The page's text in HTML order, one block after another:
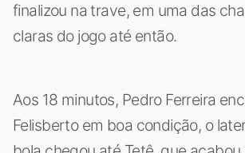
finalizou na trave, em uma das
claras do jogo até então.
Aos 18 minutos, Pedro Ferreira
Felisberto em boa condição, o